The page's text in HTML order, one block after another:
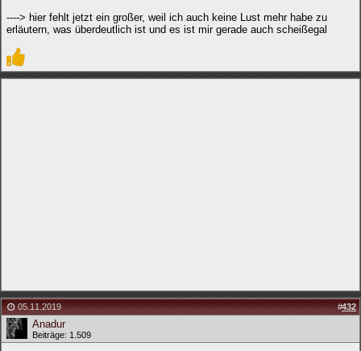
----> hier fehlt jetzt ein großer, weil ich auch keine Lust mehr habe zu
erläutern, was überdeutlich ist und es ist mir gerade auch scheißegal
05.11.2019 #432
Anadur
Beiträge: 1.509